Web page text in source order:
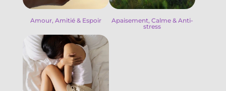
Amour, Amitié & Espoir
Apaisement, Calme & Anti-
stress